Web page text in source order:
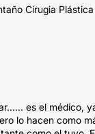
Cirugia Plástica
es el médico,
lo hacen como